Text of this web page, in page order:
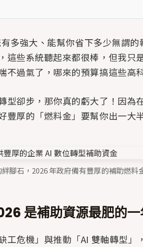
多強大、能幫你省下多少無謂的
這些系統聽起來都很棒，但我只
過氣了，哪來的預算搞這些高
型卻步，那你真的虧大了！因為
厚的「燃料金」要幫你出一大
腳石，2026 年政府備有豐厚的補助燃料
是補助資源最肥的
工危機」與推動「AI 雙軸轉型」